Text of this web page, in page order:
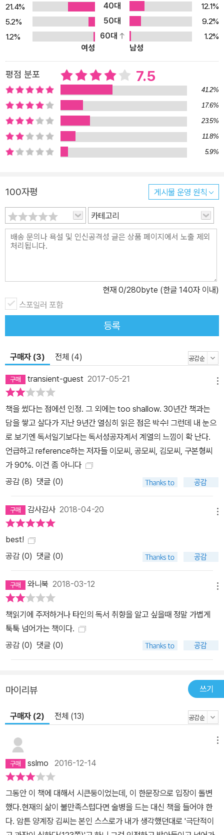
인 취향에 따라, 맞는 방법으로 읽으면 되겠다. 남들이 좋다고 하니 무
작정 따라 읽지 말고 나에게 맞는 책과 읽기방법이 무엇인지 진지하
게 고민해보는 것도 좋겠다. 나를 알게 되고, 아이에게 독서습관을 들
것이고, 둘째는 ‘아이에게 독서습관을 들여준’ 것이다. 근 30년 인생
이 오락으로 관통되어 있었다. 그 어떤 어려움이 있어도 게임만큼은
포기하지 않고 끝까지 지켜냈다. 마치 게임을 위해 사는 것 같았다. 게
임의, 게임을 위한, 게임에 의한 삶이었다. “나, 갤러그 내가 지쳐서
그만할 때까지 하는 사람이요!” “나, 스타크래프트 전적이 1만승이 넘
는 사람이요!” “나, 삼국지로 중국 천하통일 100번도 더 한 사람이
요!” 이걸 어디 가서 자랑한단 말인가. 게임중독자라고 욕먹기 딱 좋
를 완료하여 필사본을 태백산맥 문학관에 전시도 했다. 내가 했다면
은 책이다. 책은 우리의 인생을 바람직하게 변화시켜준다.
21.4%
40대
12.1%
5.2%
50대
9.2%
1.2%
60대
1.2%
여성
남성
평점 분포 7.5
41.2%
17.6%
23.5%
11.8%
5.9%
100자평 게시물 운영 원칙
카테고리
현재 0/280byte (한글 140자 이내)
스포일러 포함
등록
구매자 (3) 전체 (4)
transient-guest 2017-05-21
책을 썼다는 점에선 인정. 그 외에는 too shallow. 30년간 책과는
담을 쌓고 살다가 지난 9년간 열심히 읽은 점은 박수! 그런데 내 눈으
로 보기엔 독서일기보다는 독서성공자계서 계열의 느낌이 확 난다.
언급하고 reference하는 저자들 이모씨, 공모씨, 김모씨, 구본형씨
가 90%. 이건 좀 아니다
공감 (8) 댓글 (0)
감사감사 2018-04-20
best!
공감 (0) 댓글 (0)
와니북 2018-03-12
책읽기에 주저하거나 타인의 독서 취향을 알고 싶을때 정말 가볍게
툭툭 넘어가는 책이다.
공감 (0) 댓글 (0)
마이리뷰 쓰기
구매자 (2) 전체 (13)
sslmo 2016-12-14
그동안 이 책에 대해서 시큰둥이었는데, 이 한문장으로 입장이 돌변
했다.현재의 삶이 불만족스럽다면 술병을 드는 대신 책을 들어야 한
다. 암튼 양계장 김씨는 본인 스스로가 내가 생각했던대로 '극단적이